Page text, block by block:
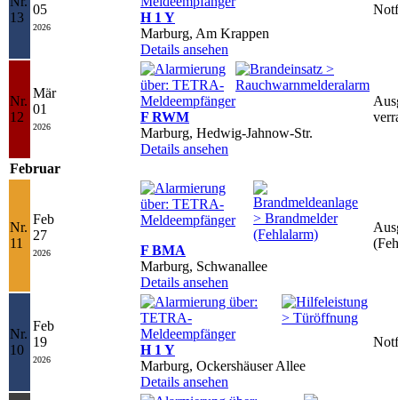
13
05
2026
H 1 Y
Marburg, Am Krappen
Details ansehen
Nr.
12
Mär
01
2026
F RWM
Marburg, Hedwig-Jahnow-Str.
Details ansehen
Februar
Nr.
11
Feb
27
2026
F BMA
Marburg, Schwanallee
Details ansehen
Nr.
10
Feb
19
2026
H 1 Y
Marburg, Ockershäuser Allee
Details ansehen